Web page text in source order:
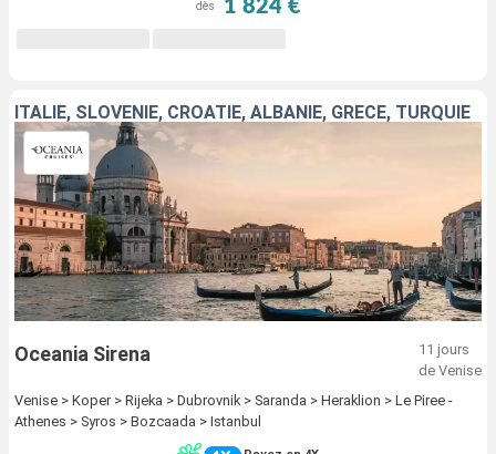
dès 1 824 €
ITALIE, SLOVÉNIE, CROATIE, ALBANIE, GRÈCE, TURQUIE
Oceania Sirena
11 jours
de Venise
Venise > Koper > Rijeka > Dubrovnik > Saranda > Heraklion > Le Piree -
Athenes > Syros > Bozcaada > Istanbul